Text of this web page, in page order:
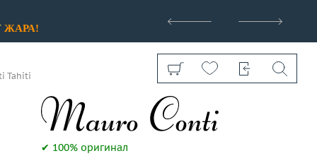
ЖАРА!
Tahiti
✔ 100% оригинал